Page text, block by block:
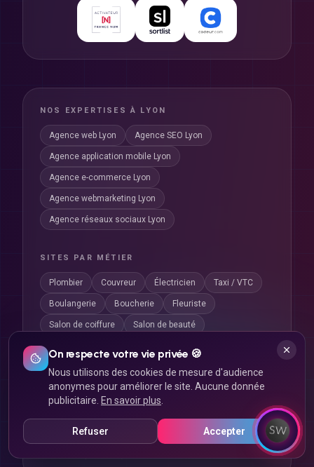
NOS EXPERTISES À LYON
Agence web Lyon Agence SEO Lyon
Agence application mobile Lyon
Agence e-commerce Lyon
Agence webmarketing Lyon
Agence réseaux sociaux Lyon
SITES PAR MÉTIER
Plombier Couvreur Électricien Taxi / VTC
Boulangerie Boucherie Fleuriste
Salon de coiffure Salon de beauté
Dentiste Ostéopathe App CSE
Click & Collect
CRÉATION DE SITE INTERNET PAR
Afficher
On respecte votre vie privée 🍪
Nous utilisons des cookies de mesure d'audience
anonymes pour améliorer le site. Aucune donnée
publicitaire. En savoir plus
Refuser Accepter